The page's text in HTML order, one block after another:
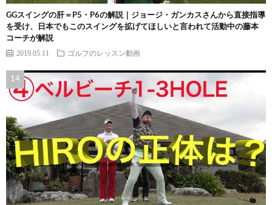
GGスイングの肝＝P5・P6の解説｜ジョージ・ガンカスさんから直接指導
を受け、日本でもこのスイングを拡げてほしいと言われて活動中の藤本
コーチが解説
2019.05.11 ゴルフのレッスン動画